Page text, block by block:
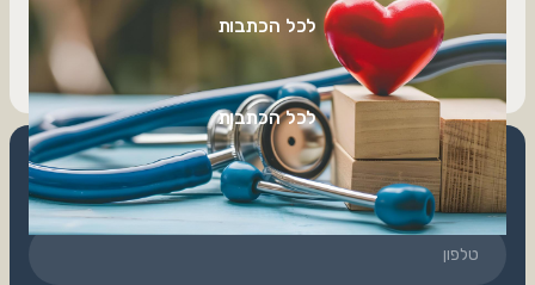
לכל הכתבות
לכל הכתבות
הצטרפו למשפחת לקוחותינו